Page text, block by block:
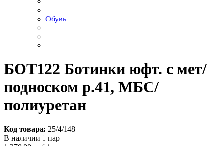
Обувь
БОТ122 Ботинки юфт. с мет/
подноском р.41, МБС/
полиуретан
Код товара: 25/4/148
В наличии 1 пар